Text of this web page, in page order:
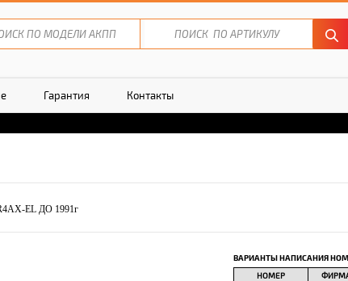
Гарантия Контакты
EL ДО 1991г
ВАРИАНТЫ НАПИСАНИЯ
НОМЕР